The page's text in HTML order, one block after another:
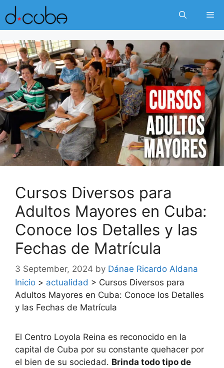
Skip
to
content
Cursos Diversos para
Adultos Mayores en Cuba:
Conoce los Detalles y las
Fechas de Matrícula
3 September, 2024 by Dánae Ricardo Aldana
Inicio > actualidad > Cursos Diversos para
Adultos Mayores en Cuba: Conoce los Detalles
y las Fechas de Matrícula
El Centro Loyola Reina es reconocido en la
capital de Cuba por su constante quehacer por
el bien de su sociedad. Brinda todo tipo de